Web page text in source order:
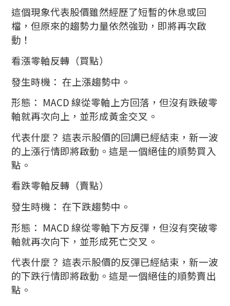
這個現象代表股價雖然經歷了短暫的休息或回
檔，但原來的趨勢力量依然強勁，即將再次啟
動！
看漲零軸反轉（買點）
發生時機： 在上漲趨勢中。
形態： MACD 線從零軸上方回落，但沒有跌破零
軸就再次向上，並形成黃金交叉。
代表什麼？ 這表示股價的回調已經結束，新一波
的上漲行情即將啟動。這是一個絕佳的順勢買入
點。
看跌零軸反轉（賣點）
發生時機： 在下跌趨勢中。
形態： MACD 線從零軸下方反彈，但沒有突破零
軸就再次向下，並形成死亡交叉。
代表什麼？ 這表示股價的反彈已經結束，新一波
的下跌行情即將啟動。這是一個絕佳的順勢賣出
點。